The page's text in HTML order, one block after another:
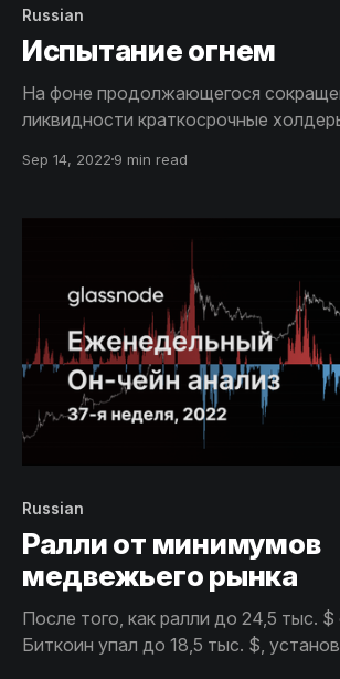
Russian
Испытание огнем
На фоне продолжающегося
ликвидности краткосрочные
всех сил пытается удержать
Sep 14, 2022 9 min read
Russian
Ралли от минимумов
медвежьего рынка
После того, как ралли до 24,5 тыс.
Биткоин упал до 18,5 тыс. $,